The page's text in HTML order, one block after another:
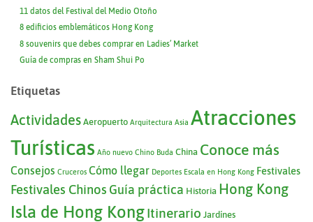
11 datos del Festival del Medio Otoño
8 edificios emblemáticos Hong Kong
8 souvenirs que debes comprar en Ladies’ Market
Guía de compras en Sham Shui Po
Etiquetas
Actividades Aeropuerto Arquitectura Asia Atracciones
Turísticas Año nuevo Chino Buda China Conoce más
Consejos Cruceros Cómo llegar Deportes Escala en Hong Kong Festivales
Festivales Chinos Guía práctica Historia Hong Kong
Isla de Hong KongItinerario Jardínes